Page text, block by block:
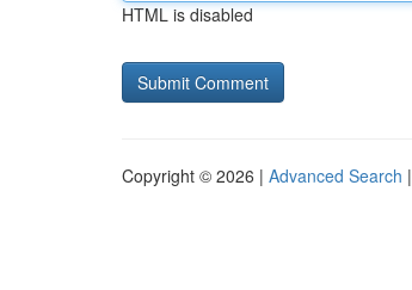
HTML is disabled
Copyright © 2026 | Advanced Search |